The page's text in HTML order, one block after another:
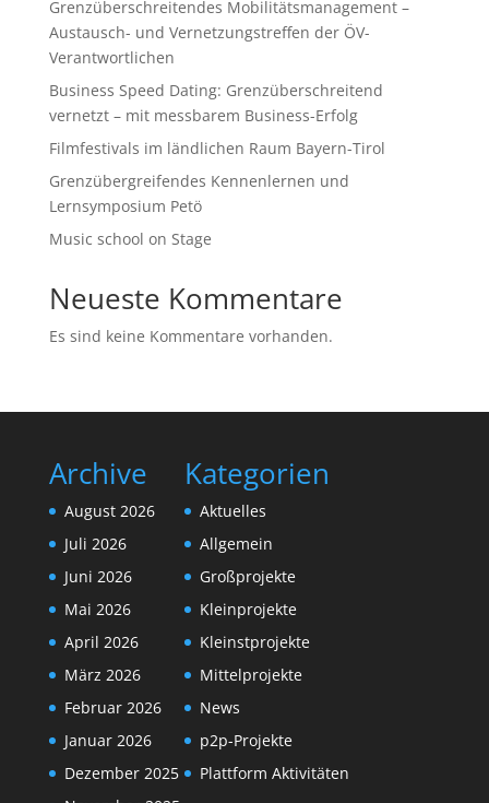
Grenzüberschreitendes Mobilitätsmanagement –
Austausch- und Vernetzungstreffen der ÖV-
Verantwortlichen
Business Speed Dating: Grenzüberschreitend
vernetzt – mit messbarem Business-Erfolg
Filmfestivals im ländlichen Raum Bayern-Tirol
Grenzübergreifendes Kennenlernen und
Lernsymposium Petö
Music school on Stage
Neueste Kommentare
Es sind keine Kommentare vorhanden.
Archive
August 2026
Juli 2026
Juni 2026
Mai 2026
April 2026
März 2026
Februar 2026
Januar 2026
Dezember 2025
Kategorien
Aktuelles
Allgemein
Großprojekte
Kleinprojekte
Kleinstprojekte
Mittelprojekte
News
p2p-Projekte
Plattform Aktivitäten